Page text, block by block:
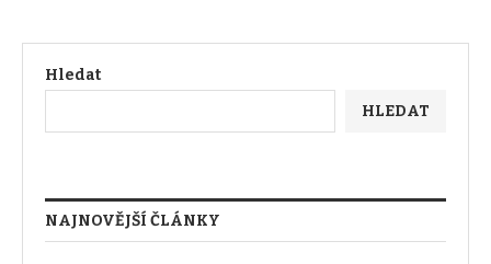
Hledat
HLEDAT
NAJNOVĚJŠÍ ČLÁNKY